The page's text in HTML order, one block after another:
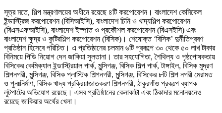
সূত্র মতে, শিল্প মন্ত্রণালয়ের অধীনে রয়েছে ৪টি করপোরেশন। বাংলাদেশ কেমিকেল
ইন্ডাস্ট্রিজ করপোরেশন (বিসিআইসি), বাংলাদেশ চিনি ও খাদ্যশিল্প করপোরেশন
(বিএসএফআইসি), বাংলাদেশ ইস্পাত ও প্রকৌশল করপোরেশন (বিএসইসি) এবং
বাংলাদেশ ক্ষুদ্র ও কুটিরশিল্প করপোরেশন (বিসিক)। শেষোক্ত ‘বিসিক’ দুর্নীতিপ্রবণ
প্রতিষ্ঠান হিসেবে পরিচিত। এ প্রতিষ্ঠানের চলমান ৬টি প্রকল্পে ৩০ থেকে ৫০ লাখ টাকার
বিনিময়ে পিডি নিয়োগ দেন জাকিয়া সুলতানা। তার সহযোগিতা, শৈথিল্য ও পৃষ্ঠপোষকতায়
বিসিকের কেমিক্যাল ইন্ডাস্ট্রিয়াল পার্ক, মুন্সিগঞ্জ, বিসিক শিল্প পার্ক, টাঙ্গাইল, বিসিক মুদ্রণ
শিল্পনগরী, মুন্সিগঞ্জ, বিসিক প্লাস্টিক শিল্পনগরী, মুন্সিগঞ্জ, বিসিকের ৮টি শিল্প নগরী মেরামত
ও পুনঃনির্মাণ, বিসিক খাদ্য প্রক্রিয়াজাতকরণ শিল্পনগরী, ঠাকুরগাঁও প্রকল্পে ব্যাপক
লুটপাটের অভিযোগ রয়েছে। এসব প্রতিষ্ঠানের কেনাকাটা এবং ঠিকাদার মনোনয়নেও
রয়েছে জাকিয়ার অর্থের খেলা।